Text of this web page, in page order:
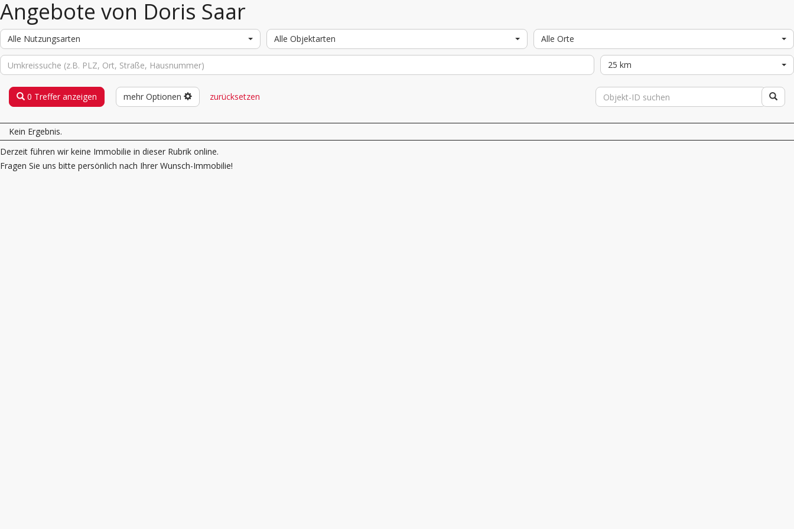
Angebote von Doris Saar
Alle Nutzungsarten Alle Objektarten Alle Orte
25 km
0 Treffer anzeigen mehr Optionen zurücksetzen
Kein Ergebnis.
Derzeit führen wir keine Immobilie in dieser Rubrik online.
Fragen Sie uns bitte persönlich nach Ihrer Wunsch-Immobilie!